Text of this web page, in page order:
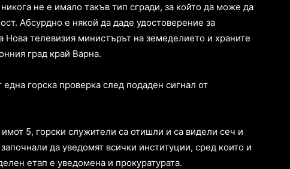
не е имало такъв тип сгради, за който да може да
Абсурдно е някой да даде удостоверение за
Нова телевизия министърът на земеделието и храните
град край Варна.
горска проверка след подаден сигнал от
5, горски служители са отишли и са видели сеч и
да уведомят всички институции, сред които и
етап е уведомена и прокуратурата.